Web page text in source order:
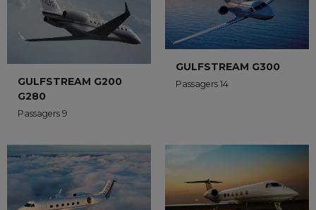
GULFSTREAM G200
G280
Passagers 9
GULFSTREAM G300
Passagers 14